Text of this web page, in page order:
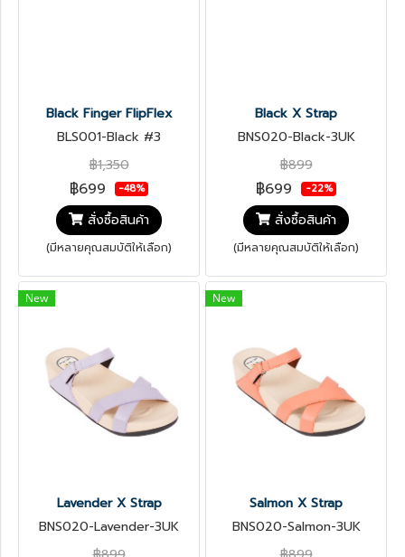
Black Finger FlipFlex
BLS001-Black #3
฿1,350
฿699 -48%
สั่งซื้อสินค้า
(มีหลายคุณสมบัติให้เลือก)
Black X Strap
BNS020-Black-3UK
฿899
฿699 -22%
สั่งซื้อสินค้า
(มีหลายคุณสมบัติให้เลือก)
New
Lavender X Strap
BNS020-Lavender-3UK
New
Salmon X Strap
BNS020-Salmon-3UK